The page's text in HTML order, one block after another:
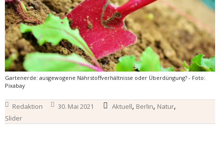
Gartenerde: ausgewogene Nährstoffverhältnisse oder Überdüngung? - Foto:
Pixabay
Redaktion 30. Mai 2021 Aktuell, Berlin, Natur,
Slider